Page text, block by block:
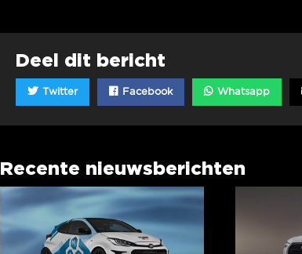
Deel dit bericht
Twitter Facebook Whatsapp
Recente nieuwsberichten